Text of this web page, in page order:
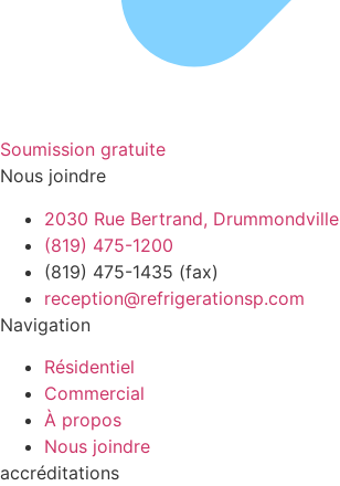
Soumission gratuite
Nous joindre
2030 Rue Bertrand, Drummondville
(819) 475-1200
(819) 475-1435 (fax)
reception@refrigerationsp.com
Navigation
Résidentiel
Commercial
À propos
Nous joindre
accréditations